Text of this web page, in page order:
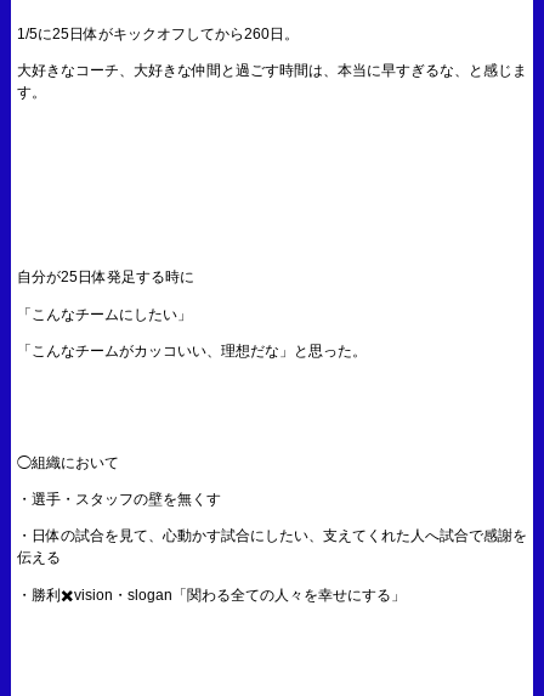
1/5に25日体がキックオフしてから260日。
大好きなコーチ、大好きな仲間と過ごす時間は、本当に早すぎるな、と感じま
す。
自分が25日体発足する時に
「こんなチームにしたい」
「こんなチームがカッコいい、理想だな」と思った。
◯組織において
・選手・スタッフの壁を無くす
・日体の試合を見て、心動かす試合にしたい、支えてくれた人へ試合で感謝を
伝える
・勝利✖️vision・slogan「関わる全ての人々を幸せにする」